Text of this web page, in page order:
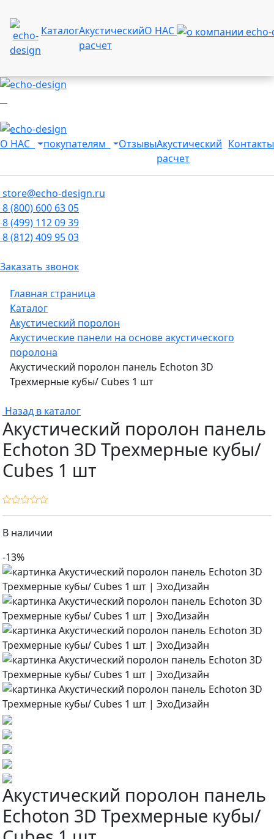
КаталогАкустический
расчет
О НАС
О НАС покупателям ОтзывыАкустический
расчет
Контакты
store@echo-design.ru
8 (800) 600 63 05
8 (499) 112 09 39
8 (812) 409 95 03
Заказать звонок
Главная страница
Каталог
Акустический поролон
Акустические панели на основе акустического
поролона
Акустический поролон панель Echoton 3D
Трехмерные кубы/ Cubes 1 шт
Назад в каталог
Акустический поролон панель
Echoton 3D Трехмерные кубы/
Cubes 1 шт
В наличии
-13%
Акустический поролон панель
Echoton 3D Трехмерные кубы/